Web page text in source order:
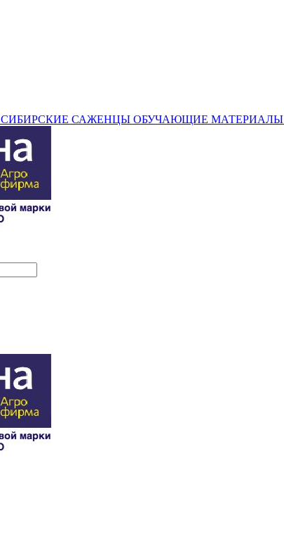
СИБИРСКИЕ САЖЕНЦЫ ОБУЧАЮЩИЕ МАТЕРИАЛЫ